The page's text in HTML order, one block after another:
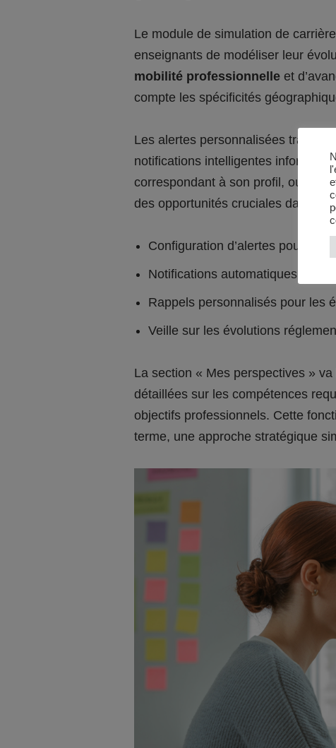
Le module de simulation de
enseignants de modéliser leur
mobilité professionnelleet
compte les spécificités
Les alertes personnalisées
notifications intelligentes informent
correspondant à son profil, ou des
des opportunités cruciales dans la
Configuration d’alertes pour les
Notifications automatiques pour
Rappels personnalisés pour les
Veille sur les évolutions
La section « Mes perspectives »
détaillées sur les compétences
objectifs professionnels. Cette
terme, une approche stratégique